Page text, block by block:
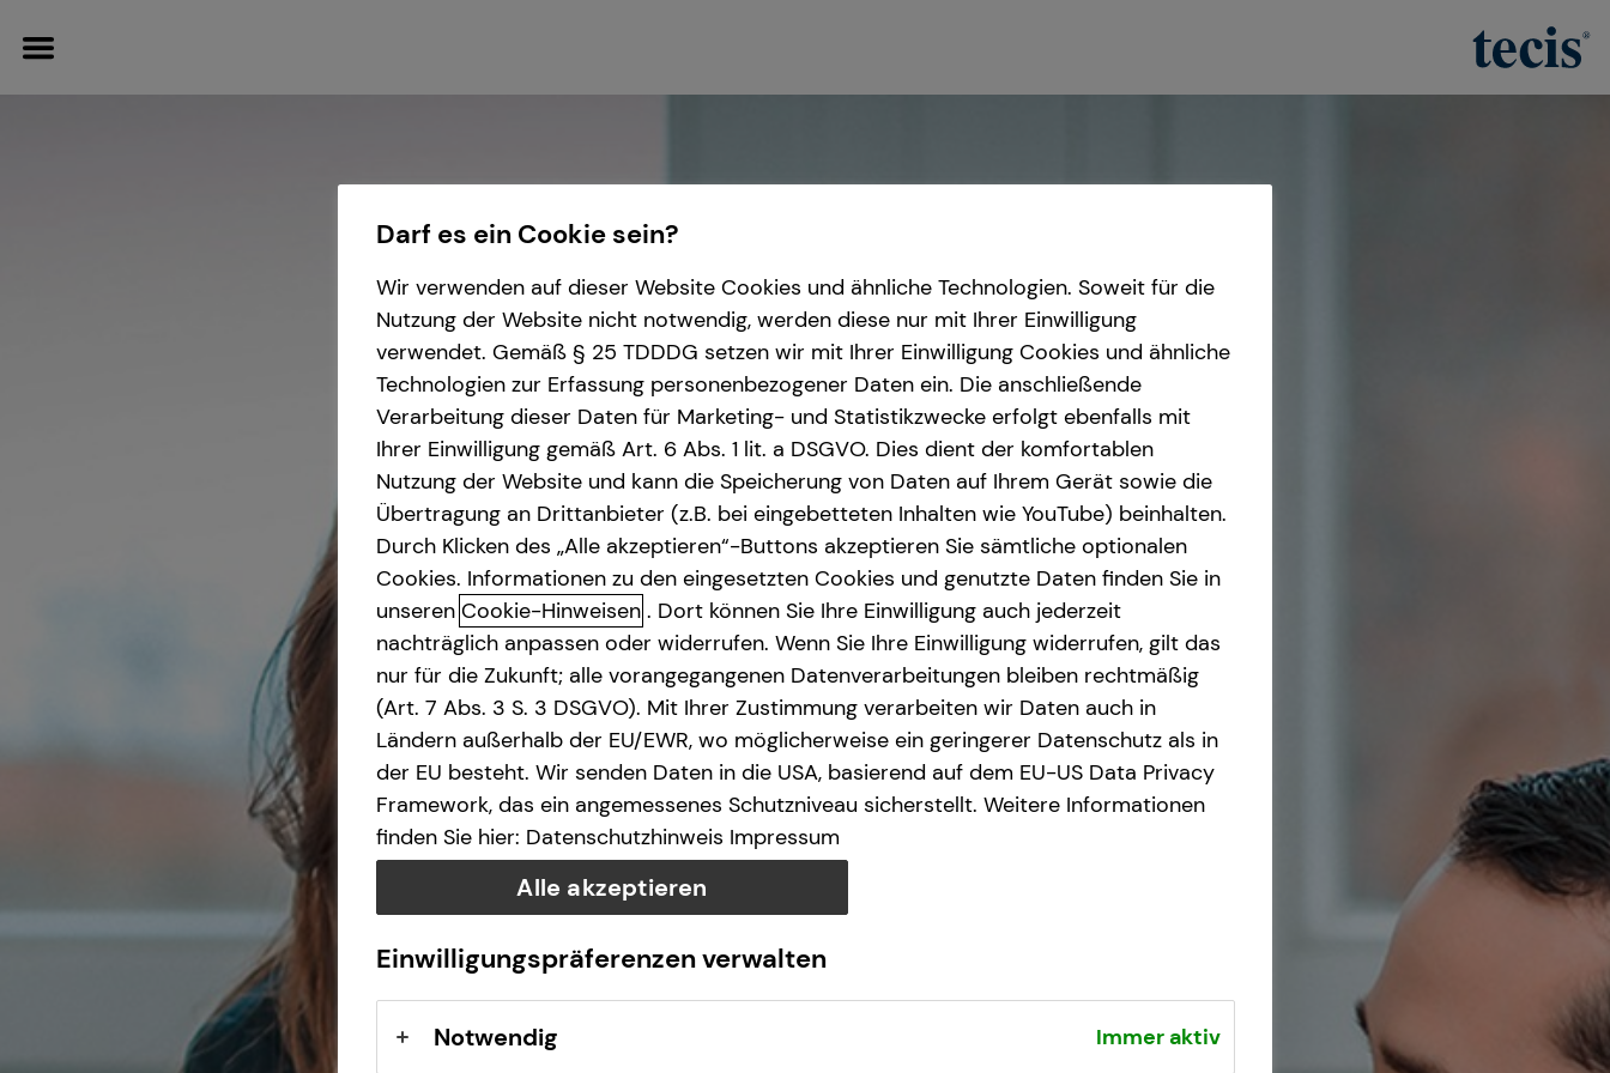
Arbeitskraftabsicherung
Darf es ein Cookie sein?
Wir verwenden auf dieser Website Cookies und ähnliche Technologien. Soweit für die
Nutzung der Website nicht notwendig, werden diese nur mit Ihrer Einwilligung
verwendet. Gemäß § 25 TDDDG setzen wir mit Ihrer Einwilligung Cookies und ähnliche
Technologien zur Erfassung personenbezogener Daten ein. Die anschließende
Verarbeitung dieser Daten für Marketing- und Statistikzwecke erfolgt ebenfalls mit
Ihrer Einwilligung gemäß Art. 6 Abs. 1 lit. a DSGVO. Dies dient der komfortablen
Nutzung der Website und kann die Speicherung von Daten auf Ihrem Gerät sowie die
Übertragung an Drittanbieter (z.B. bei eingebetteten Inhalten wie YouTube) beinhalten.
Durch Klicken des „Alle akzeptieren“-Buttons akzeptieren Sie sämtliche optionalen
Cookies. Informationen zu den eingesetzten Cookies und genutzte Daten finden Sie in
unseren Cookie-Hinweisen . Dort können Sie Ihre Einwilligung auch jederzeit
nachträglich anpassen oder widerrufen. Wenn Sie Ihre Einwilligung widerrufen, gilt das
nur für die Zukunft; alle vorangegangenen Datenverarbeitungen bleiben rechtmäßig
(Art. 7 Abs. 3 S. 3 DSGVO). Mit Ihrer Zustimmung verarbeiten wir Daten auch in
Ländern außerhalb der EU/EWR, wo möglicherweise ein geringerer Datenschutz als in
der EU besteht. Wir senden Daten in die USA, basierend auf dem EU-US Data Privacy
Framework, das ein angemessenes Schutzniveau sicherstellt. Weitere Informationen
finden Sie hier: Datenschutzhinweis Impressum
Alle akzeptieren
Einwilligungspräferenzen verwalten
Notwendig Immer aktiv